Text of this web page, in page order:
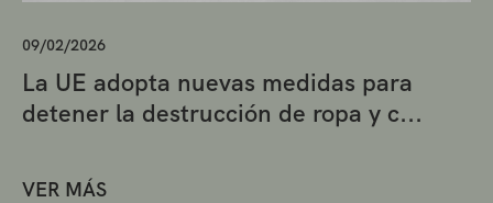
09/02/2026
La UE adopta nuevas medidas para
detener la destrucción de ropa y c...
VER MÁS